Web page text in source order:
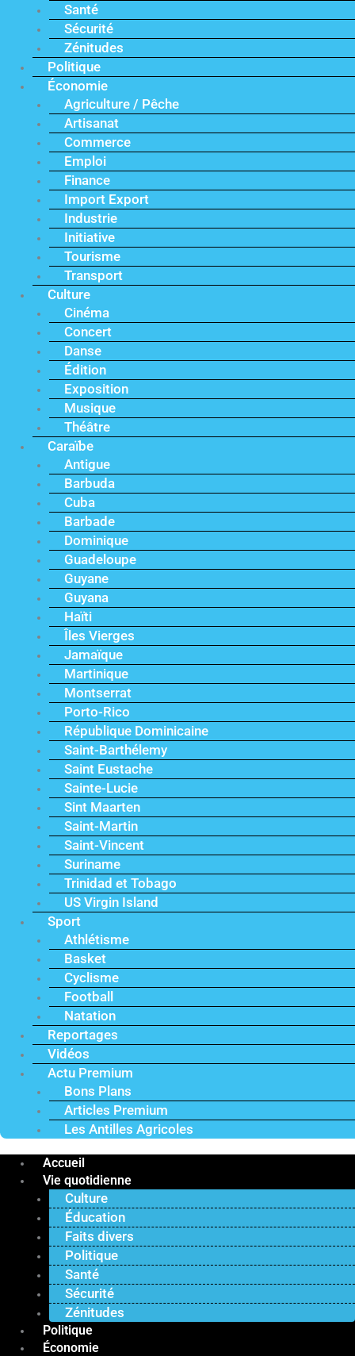
Santé
Sécurité
Zénitudes
Politique
Économie
Agriculture / Pêche
Artisanat
Commerce
Emploi
Finance
Import Export
Industrie
Initiative
Tourisme
Transport
Culture
Cinéma
Concert
Danse
Édition
Exposition
Musique
Théâtre
Caraïbe
Antigue
Barbuda
Cuba
Barbade
Dominique
Guadeloupe
Guyane
Guyana
Haïti
Îles Vierges
Jamaïque
Martinique
Montserrat
Porto-Rico
République Dominicaine
Saint-Barthélemy
Saint Eustache
Sainte-Lucie
Sint Maarten
Saint-Martin
Saint-Vincent
Suriname
Trinidad et Tobago
US Virgin Island
Sport
Athlétisme
Basket
Cyclisme
Football
Natation
Reportages
Vidéos
Actu Premium
Bons Plans
Articles Premium
Les Antilles Agricoles
Accueil
Vie quotidienne
Culture
Éducation
Faits divers
Politique
Santé
Sécurité
Zénitudes
Politique
Économie